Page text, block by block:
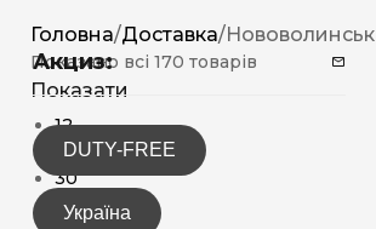
Акциз:
DUTY-FREE
Україна
Головна/Доставка/Нововолинськ
Показано всі 170 товарів
Показати
12
15
30